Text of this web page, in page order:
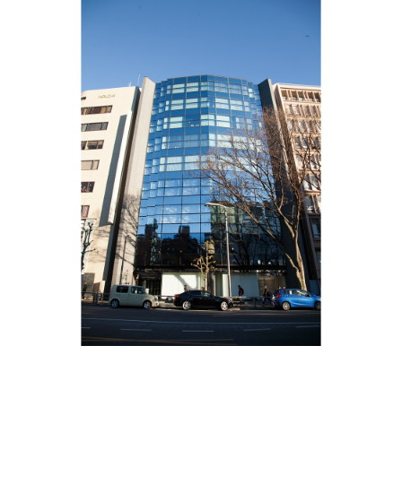
お知らせ
ニュースリリース
インフォメーション
採用情報
お問い合わせ
プライバシーポリシー
反社会的勢力対応方針